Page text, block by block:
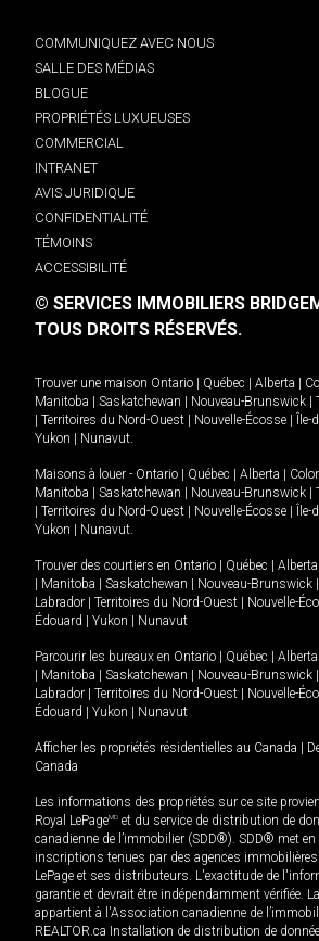
COMMUNIQUEZ AVEC NOUS
SALLE DES MÉDIAS
BLOGUE
PROPRIÉTÉS LUXUEUSES
COMMERCIAL
INTRANET
AVIS JURIDIQUE
CONFIDENTIALITÉ
TÉMOINS
ACCESSIBILITÉ
© SERVICES IMMOBILIERS
TOUS DROITS RÉSERVÉS.
Trouver une maison Ontario Québec Alberta
Manitoba
Saskatchewan Nouveau-Brunswick
Territoires du Nord-Ouest Nouvelle-Écosse
Yukon
Nunavut.
Maisons à louer - Ontario Québec Alberta
Manitoba
Saskatchewan Nouveau-Brunswick
Territoires du Nord-Ouest Nouvelle-Écosse
Yukon
Nunavut.
Trouver des courtiers en Ontario Québec Alberta
Manitoba Saskatchewan Nouveau-Brunswick
Labrador
Territoires du Nord-Ouest Nouvelle-
Édouard
Yukon Nunavut
Parcourir les bureaux en Ontario Québec Alberta
Manitoba Saskatchewan Nouveau-Brunswick
Labrador
Territoires du Nord-Ouest Nouvelle-
Édouard
Yukon Nunavut
Afficher les propriétés résidentielles au Canada
Canada
Les informations des propriétés sur ce site
Royal LePageMD et du service de distribution de
canadienne de l’immobilier (SDD®). SDD® met en
inscriptions tenues par des agences immobilières
LePage et ses distributeurs. L'exactitude de
garantie et devrait être indépendamment vérifiée.
appartient à l'Association canadienne de
REALTOR.ca Installation de distribution de